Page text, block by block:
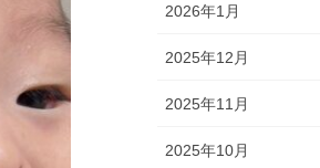
2026年1月
2025年12月
2025年11月
2025年10月